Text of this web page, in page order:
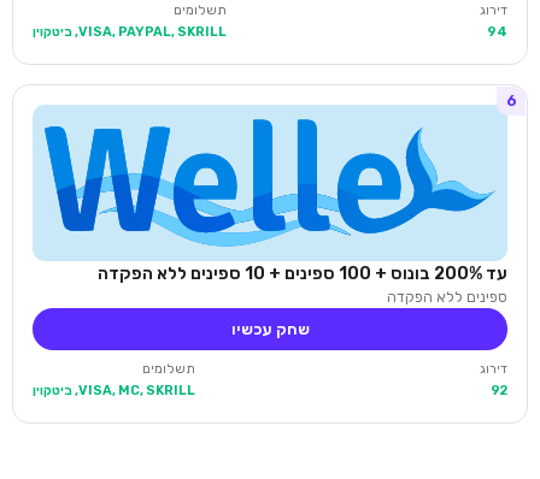
דירוג
94
תשלומים
VISA, PAYPAL, SKRILL, ביטקוין
6
עד 200% בונוס + 100 ספינים + 10 ספינים ללא הפקדה
ספינים ללא הפקדה
שחק עכשיו
דירוג
92
תשלומים
VISA, MC, SKRILL, ביטקוין